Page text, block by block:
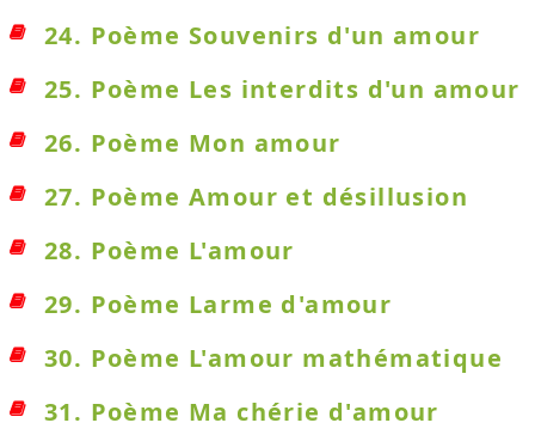
24. Poème Souvenirs d'un amour
25. Poème Les interdits d'un amour
26. Poème Mon amour
27. Poème Amour et désillusion
28. Poème L'amour
29. Poème Larme d'amour
30. Poème L'amour mathématique
31. Poème Ma chérie d'amour